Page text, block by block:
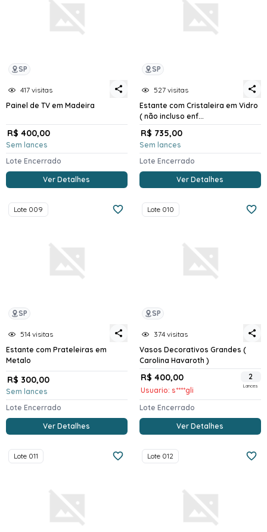
SP
417 visitas
Painel de TV em Madeira
R$ 400,00
Sem lances
Lote Encerrado
Ver Detalhes
SP
527 visitas
Estante com Cristaleira em Vidro
( não incluso enf...
R$ 735,00
Sem lances
Lote Encerrado
Ver Detalhes
SP
Lote 009
514 visitas
Estante com Prateleiras em
Metalo
R$ 300,00
Sem lances
Lote Encerrado
Ver Detalhes
SP
Lote 010
374 visitas
Vasos Decorativos Grandes (
Carolina Havaroth )
R$ 400,00
Usuario: s****gli
2
Lances
Lote Encerrado
Ver Detalhes
Lote 011 Lote 012